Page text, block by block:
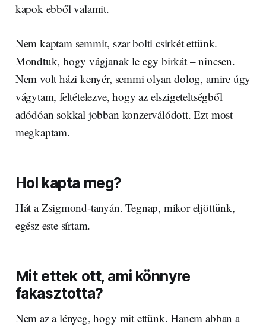
kapok ebből valamit.
Nem kaptam semmit, szar bolti csirkét ettünk.
Mondtuk, hogy vágjanak le egy birkát – nincsen.
Nem volt házi kenyér, semmi olyan dolog, amire úgy
vágytam, feltételezve, hogy az elszigeteltségből
adódóan sokkal jobban konzerválódott. Ezt most
megkaptam.
Hol kapta meg?
Hát a Zsigmond-tanyán. Tegnap, mikor eljöttünk,
egész este sírtam.
Mit ettek ott, ami könnyre
fakasztotta?
Nem az a lényeg, hogy mit ettünk. Hanem abban a